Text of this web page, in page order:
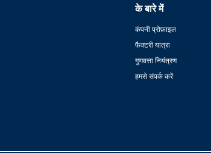
के बारे में
कंपनी प्रोफ़ाइल
फैक्टरी यात्रा
गुणवत्ता नियंत्रण
हमसे संपर्क करें